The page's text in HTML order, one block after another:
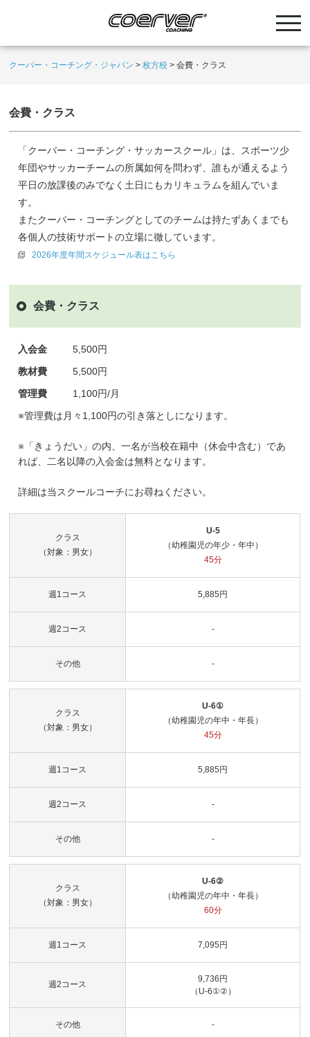
クーバー・コーチング・ジャパン >枚方校 >会費・クラス
会費・クラス
「クーバー・コーチング・サッカースクール」は、スポーツ少
年団やサッカーチームの所属如何を問わず、誰もが通えるよう
平日の放課後のみでなく土日にもカリキュラムを組んでいま
す。
またクーバー・コーチングとしてのチームは持たずあくまでも
各個人の技術サポートの立場に徹しています。
2026年度年間スケジュール表はこちら
会費・クラス
入会金
5,500円
教材費
5,500円
管理費
1,100円/月
※管理費は月々1,100円の引き落としになります。
※「きょうだい」の内、一名が当校在籍中（休会中含む）であ
れば、二名以降の入会金は無料となります。
詳細は当スクールコーチにお尋ねください。
クラス
（対象：男女）
U-5
（幼稚園児の年少・年中）
45分
週1コース 5,885円
週2コース -
その他 -
クラス
（対象：男女）
U-6①
（幼稚園児の年中・年長）
45分
週1コース 5,885円
週2コース -
その他 -
クラス
（対象：男女）
U-6②
（幼稚園児の年中・年長）
60分
週1コース 7,095円
週2コース
9,736円
（U-6①②）
その他 -